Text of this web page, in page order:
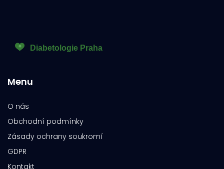
Menu
O nás
Obchodní podmínky
Zásady ochrany soukromí
GDPR
Kontakt